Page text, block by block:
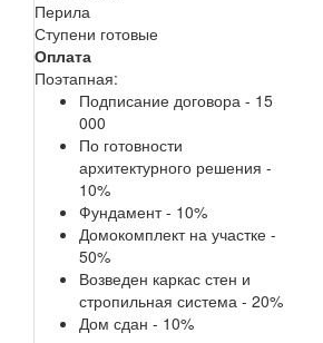
Перила
Ступени готовые
Оплата
Поэтапная:
Подписание договора - 15
000
По готовности
архитектурного решения -
10%
Фундамент - 10%
Домокомплект на участке -
50%
Возведен каркас стен и
стропильная система - 20%
Дом сдан - 10%